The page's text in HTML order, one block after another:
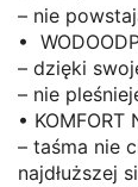
– nie
•
– dzięki
– nie
• KOMFORT
– taśma nie
najdłuższej